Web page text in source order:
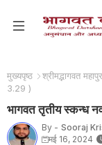
मुख्यपृष्ठ श्रीमद्भागवत
3.29 )
भागवत तृतीय स्कन्ध
By - Sooraj
मई 16, 2024